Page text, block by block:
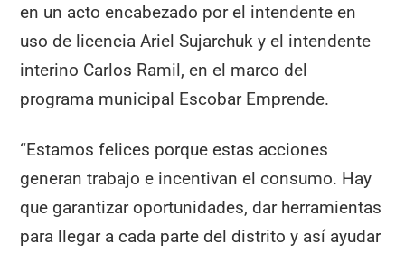
en un acto encabezado por el intendente en
uso de licencia Ariel Sujarchuk y el intendente
interino Carlos Ramil, en el marco del
programa municipal Escobar Emprende.
“Estamos felices porque estas acciones
generan trabajo e incentivan el consumo. Hay
que garantizar oportunidades, dar herramientas
para llegar a cada parte del distrito y así ayudar